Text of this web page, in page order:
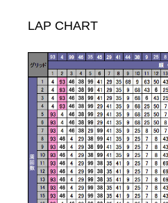
LAP CHART